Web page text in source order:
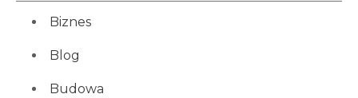
Biznes
Blog
Budowa